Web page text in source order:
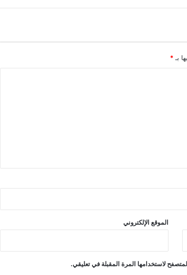
بـ *
الموقع الإلكتروني
لاستخدامها المرة المقبلة في تعليقي.